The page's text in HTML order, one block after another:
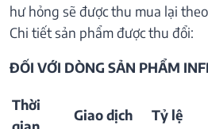
hư hỏng sẽ được thu mua lại
Chi tiết sản phẩm được thu đổi:
ĐỐI VỚI DÒNG SẢN PHẨM
Thời
Giao dịch Tỷ lệ